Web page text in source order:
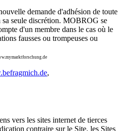
demande d'adhésion de toute
sa seule discrétion. MOBROG se
d'un membre dans le cas où le
fausses ou trompeuses ou
,
vers les sites internet de tierces
contraire sur le Site, les Sites